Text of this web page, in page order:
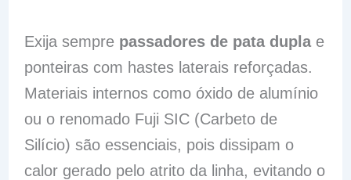
Exija sempre passadores de pata duplae
ponteiras com hastes laterais reforçadas.
Materiais internos como óxido de alumínio
ou o renomado Fuji SIC (Carbeto de
Silício) são essenciais, pois dissipam o
calor gerado pelo atrito da linha, evitando o